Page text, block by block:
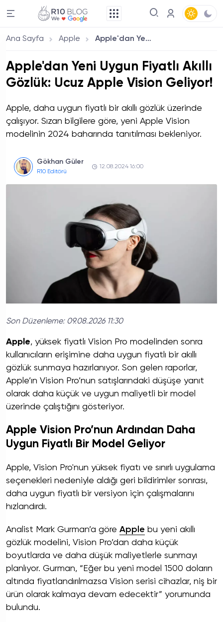
Ana Sayfa Apple Apple'dan Yeni Uygun Fiyatlı Akıllı Gözlük: Ucuz Apple Vision Geliyor!
Apple'dan Yeni Uygun Fiyatlı Akıllı
Gözlük: Ucuz Apple Vision Geliyor!
Apple, daha uygun fiyatlı bir akıllı gözlük üzerinde
çalışıyor. Sızan bilgilere göre, yeni Apple Vision
modelinin 2024 baharında tanıtılması bekleniyor.
Gökhan Güler
R10 Editörü
12.08.2024 16:00
Son Düzenleme: 09.08.2026 11:30
Apple, yüksek fiyatlı Vision Pro modelinden sonra
kullanıcıların erişimine daha uygun fiyatlı bir akıllı
gözlük sunmaya hazırlanıyor. Son gelen raporlar,
Apple’ın Vision Pro’nun satışlarındaki düşüşe yanıt
olarak daha küçük ve uygun maliyetli bir model
üzerinde çalıştığını gösteriyor.
Apple Vision Pro’nun Ardından Daha
Uygun Fiyatlı Bir Model Geliyor
Apple, Vision Pro'nun yüksek fiyatı ve sınırlı uygulama
seçenekleri nedeniyle aldığı geri bildirimler sonrası,
daha uygun fiyatlı bir versiyon için çalışmalarını
hızlandırdı.
Analist Mark Gurman’a göre Apple bu yeni akıllı
gözlük modelini, Vision Pro’dan daha küçük
boyutlarda ve daha düşük maliyetlerle sunmayı
planlıyor. Gurman, “Eğer bu yeni model 1500 doların
altında fiyatlandırılmazsa Vision serisi cihazlar, niş bir
ürün olarak kalmaya devam edecektir” yorumunda
bulundu.